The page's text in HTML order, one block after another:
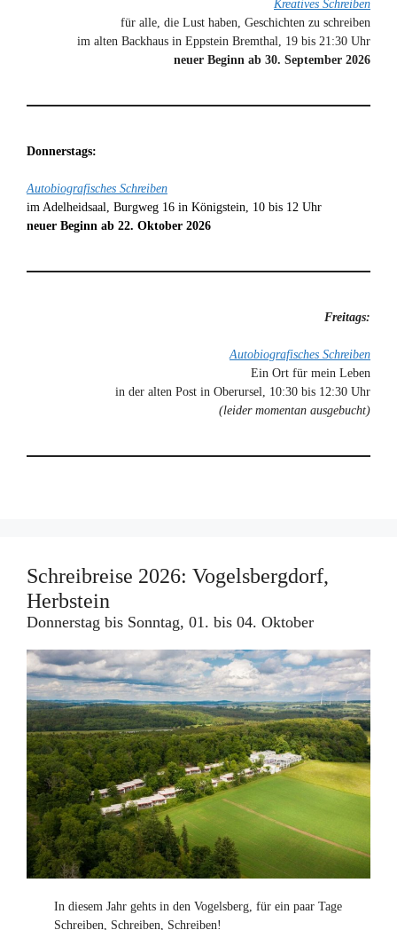
Kreatives Schreiben
für alle, die Lust haben, Geschichten zu schreiben
im alten Backhaus in Eppstein Bremthal, 19 bis 21:30 Uhr
neuer Beginn ab 30. September 2026
Donnerstags:
Autobiografisches Schreiben
im Adelheidsaal, Burgweg 16 in Königstein, 10 bis 12 Uhr
neuer Beginn ab 22. Oktober 2026
Freitags:
Autobiografisches Schreiben
Ein Ort für mein Leben
in der alten Post in Oberursel, 10:30 bis 12:30 Uhr
(leider momentan ausgebucht)
Schreibreise 2026: Vogelsbergdorf,
Herbstein
Donnerstag bis Sonntag, 01. bis 04. Oktober
In diesem Jahr gehts in den Vogelsberg, für ein paar Tage
Schreiben, Schreiben, Schreiben!